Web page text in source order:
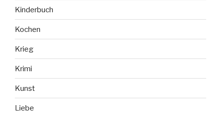
Kinderbuch
Kochen
Krieg
Krimi
Kunst
Liebe